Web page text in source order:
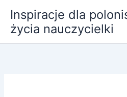
treści
Inspiracje dla
życia nauczycielki